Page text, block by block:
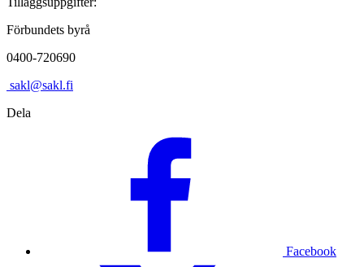
Förbundets byrå
0400-720690
sakl@sakl.fi
Dela
Facebook